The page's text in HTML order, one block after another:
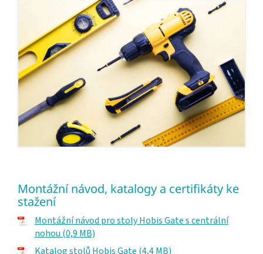
Montážní návod, katalogy a certifikáty ke
stažení
Montážní návod pro stoly Hobis Gate s centrální
nohou (0,9 MB)
Katalog stolů Hobis Gate (4,4 MB)